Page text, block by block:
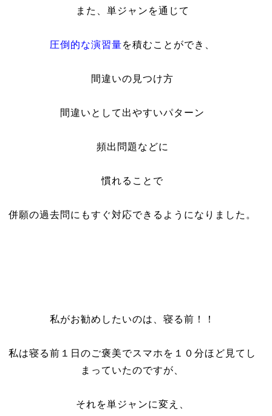
また、単ジャンを通じて
圧倒的な演習量を積むことができ、
間違いの見つけ方
間違いとして出やすいパターン
頻出問題などに
慣れることで
併願の過去問にもすぐ対応できるようになりました。
私がお勧めしたいのは、寝る前！！
私は寝る前１日のご褒美でスマホを１０分ほど見てし
まっていたのですが、
それを単ジャンに変え、